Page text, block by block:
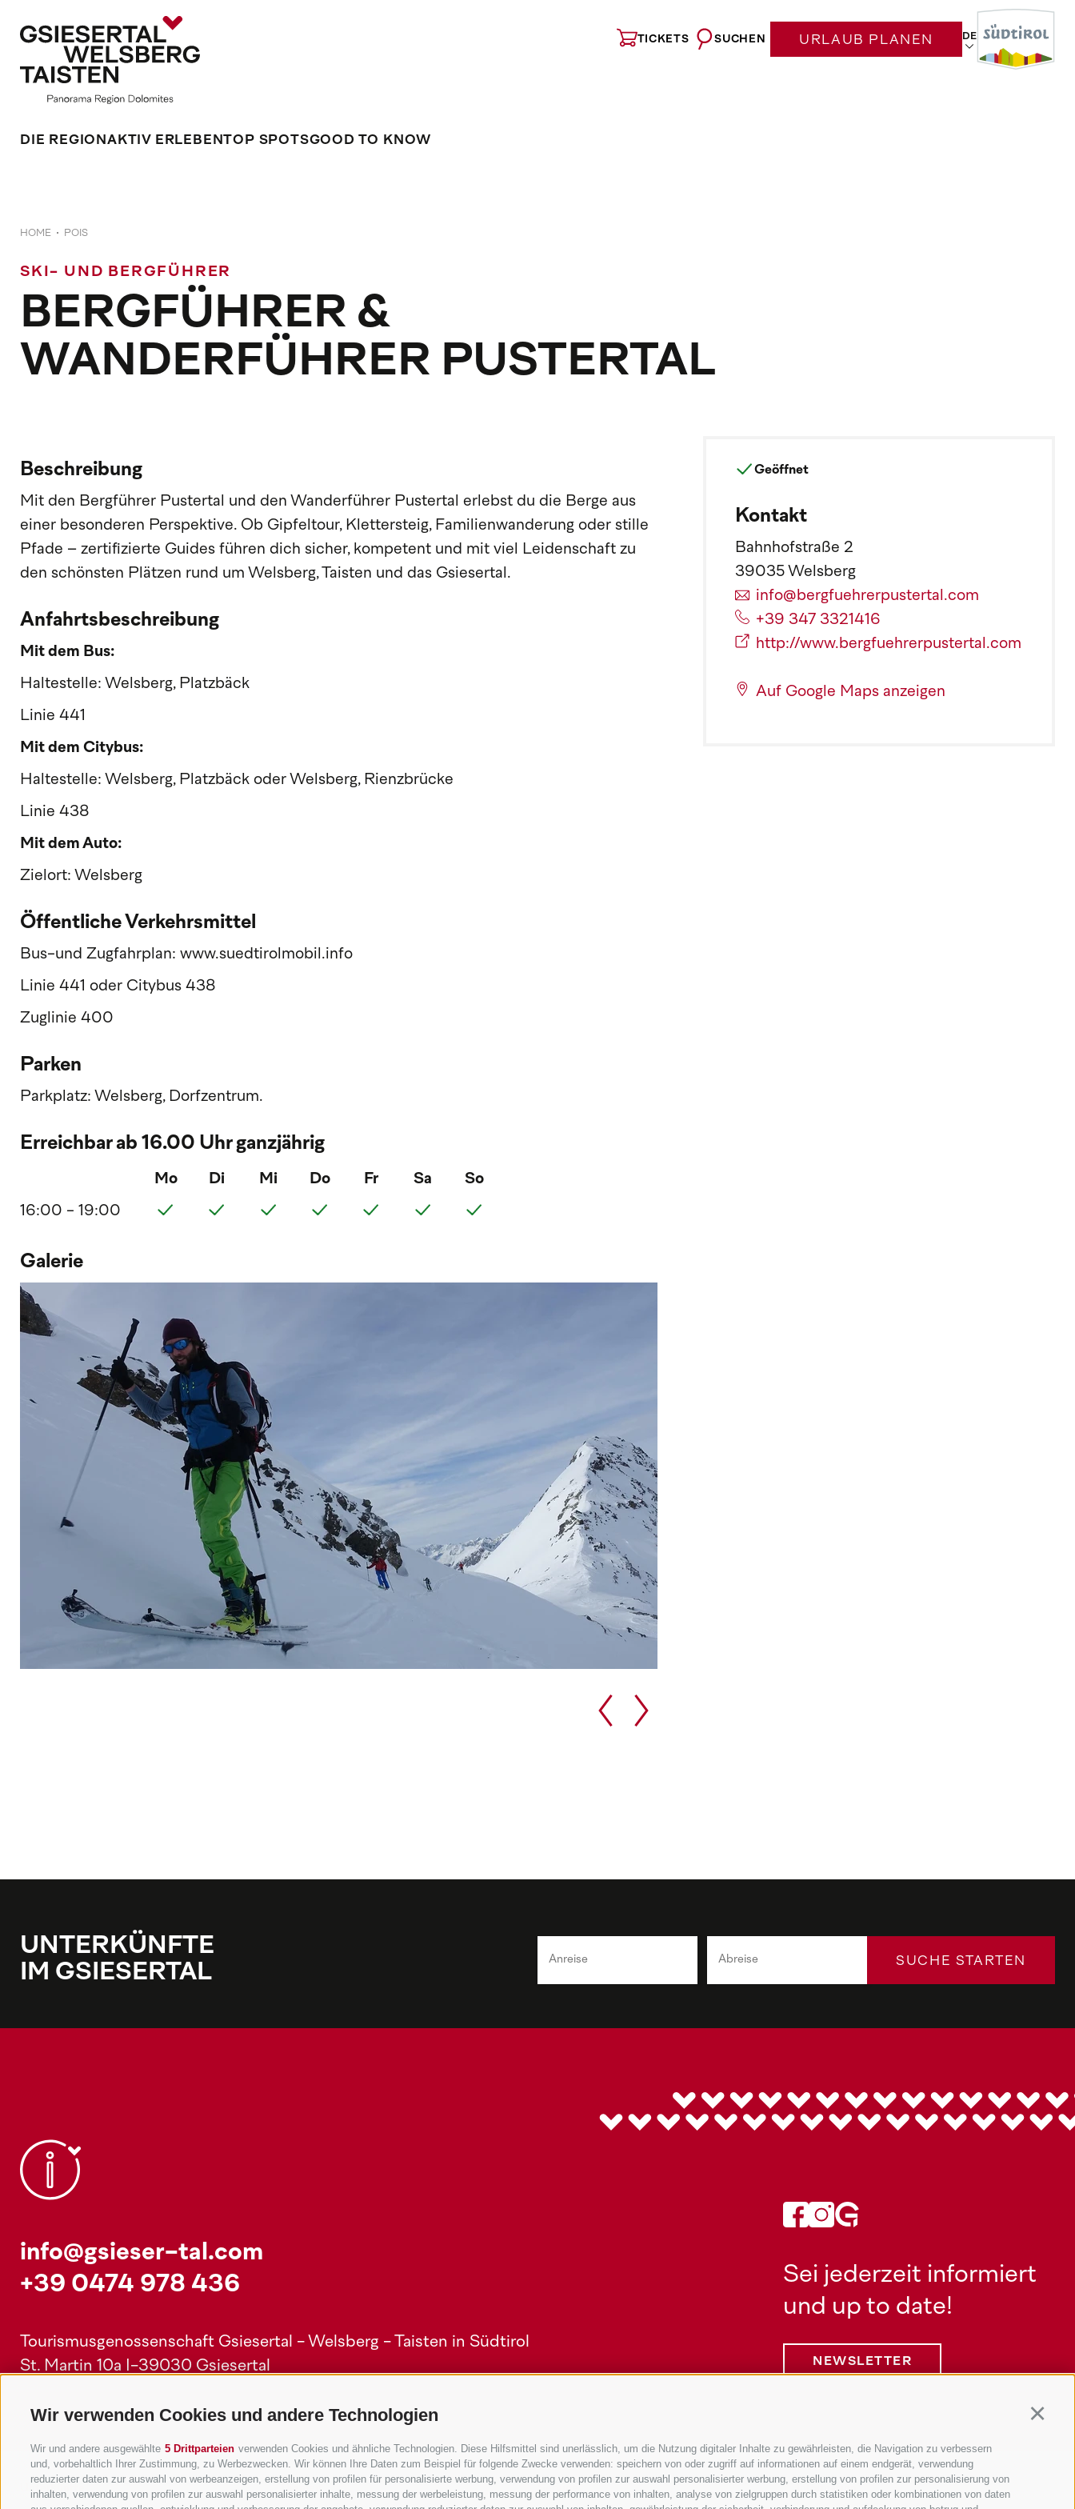
Wir verwenden Cookies und andere Technologien
Wir und andere ausgewählte 5 Drittparteien verwenden Cookies und ähnliche Technologien. Diese Hilfsmittel sind unerlässlich, um die Nutzung digitaler Inhalte zu gewährleisten, die Navigation zu verbessern
und, vorbehaltlich Ihrer Zustimmung, zu Werbezwecken. Wir können Ihre Daten zum Beispiel für folgende Zwecke verwenden: speichern von oder zugriff auf informationen auf einem endgerät, verwendung
reduzierter daten zur auswahl von werbeanzeigen, erstellung von profilen für personalisierte werbung, verwendung von profilen zur auswahl personalisierter werbung, erstellung von profilen zur personalisierung von
inhalten, verwendung von profilen zur auswahl personalisierter inhalte, messung der werbeleistung, messung der performance von inhalten, analyse von zielgruppen durch statistiken oder kombinationen von daten
TICKETS SUCHEN URLAUB PLANEN DE
DIE REGION AKTIV ERLEBEN TOP SPOTSGOOD TO KNOW
HOME POIS
SKI- UND BERGFÜHRER
BERGFÜHRER &
WANDERFÜHRER PUSTERTAL
Beschreibung
Mit den Bergführer Pustertal und den Wanderführer Pustertal erlebst du die Berge aus
einer besonderen Perspektive. Ob Gipfeltour, Klettersteig, Familienwanderung oder stille
Pfade – zertifizierte Guides führen dich sicher, kompetent und mit viel Leidenschaft zu
den schönsten Plätzen rund um Welsberg, Taisten und das Gsiesertal.
Anfahrtsbeschreibung
Mit dem Bus:
Haltestelle: Welsberg, Platzbäck
Linie 441
Mit dem Citybus:
Haltestelle: Welsberg, Platzbäck oder Welsberg, Rienzbrücke
Linie 438
Mit dem Auto:
Zielort: Welsberg
Öffentliche Verkehrsmittel
Bus-und Zugfahrplan: www.suedtirolmobil.info
Linie 441 oder Citybus 438
Zuglinie 400
Parken
Parkplatz: Welsberg, Dorfzentrum.
Erreichbar ab 16.00 Uhr ganzjährig
Mo Di Mi Do Fr Sa So
16:00 - 19:00
Galerie
Geöffnet
Kontakt
Bahnhofstraße 2
39035 Welsberg
info@bergfuehrerpustertal.com
+39 347 3321416
http://www.bergfuehrerpustertal.com
Auf Google Maps anzeigen
UNTERKÜNFTE
IM GSIESERTAL
SUCHE STARTEN
info@gsieser-tal.com
+39 0474 978 436
Tourismusgenossenschaft Gsiesertal - Welsberg - Taisten in Südtirol
St. Martin 10a I-39030 Gsiesertal
Sei jederzeit informiert
und up to date!
NEWSLETTER
Unterkünfte Themen Service Information